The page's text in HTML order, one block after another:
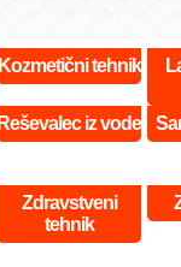
Kozmetični tehnik
Reševalec iz vode
Zdravstveni
tehnik